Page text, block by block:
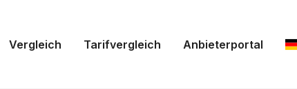
Vergleich Tarifvergleich Anbieterportal